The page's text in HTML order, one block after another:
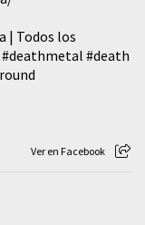
| Todos los
#deathmetal #death
Ver en Facebook